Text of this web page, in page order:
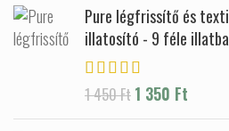
Pure légfrissítő és
illatosító - 9 féle
1 450Ft 1 350 Ft